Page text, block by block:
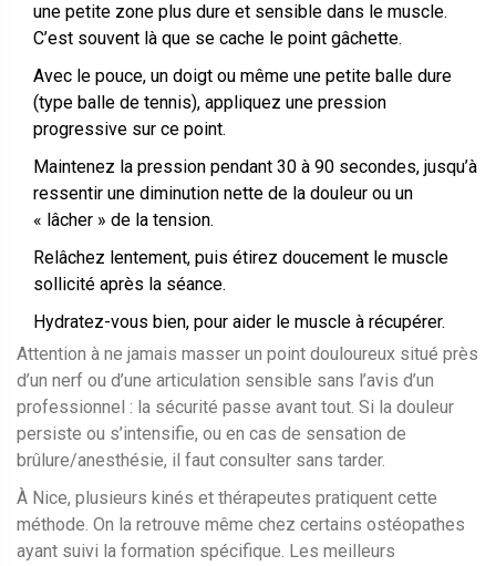
une petite zone plus dure et sensible dans le muscle.
C’est souvent là que se cache le point gâchette.
Avec le pouce, un doigt ou même une petite balle dure
(type balle de tennis), appliquez une pression
progressive sur ce point.
Maintenez la pression pendant 30 à 90 secondes, jusqu’à
ressentir une diminution nette de la douleur ou un
« lâcher » de la tension.
Relâchez lentement, puis étirez doucement le muscle
sollicité après la séance.
Hydratez-vous bien, pour aider le muscle à récupérer.
Attention à ne jamais masser un point douloureux situé près
d’un nerf ou d’une articulation sensible sans l’avis d’un
professionnel : la sécurité passe avant tout. Si la douleur
persiste ou s’intensifie, ou en cas de sensation de
brûlure/anesthésie, il faut consulter sans tarder.
À Nice, plusieurs kinés et thérapeutes pratiquent cette
méthode. On la retrouve même chez certains ostéopathes
ayant suivi la formation spécifique. Les meilleurs